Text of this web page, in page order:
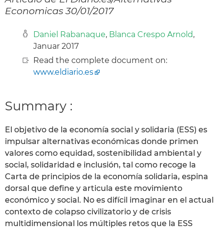
Economicas 30/01/2017
Daniel Rabanaque, Blanca Crespo Arnold,
Januar 2017
Read the complete document on:
www.eldiario.es
Summary :
El objetivo de la economía social y solidaria (ESS) es
impulsar alternativas económicas donde primen
valores como equidad, sostenibilidad ambiental y
social, solidaridad e inclusión, tal como recoge la
Carta de principios de la economía solidaria, espina
dorsal que define y articula este movimiento
económico y social. No es difícil imaginar en el actual
contexto de colapso civilizatorio y de crisis
multidimensional los múltiples retos que la ESS